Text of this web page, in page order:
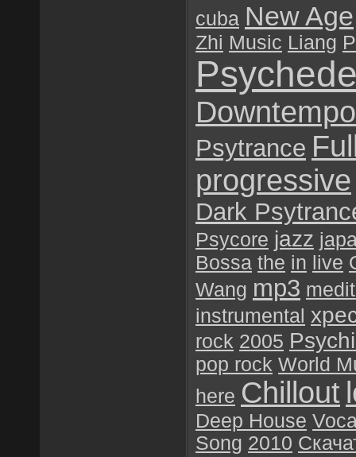
cuba New Age
Zhi Music Liang
Downtempo
Psytrance
progressive
Dark
Psycore jazz
Bossa the in live
Wang mp3
instrumental
rock 2005
pop rock World
here Chillout
Deep House
Song 2010